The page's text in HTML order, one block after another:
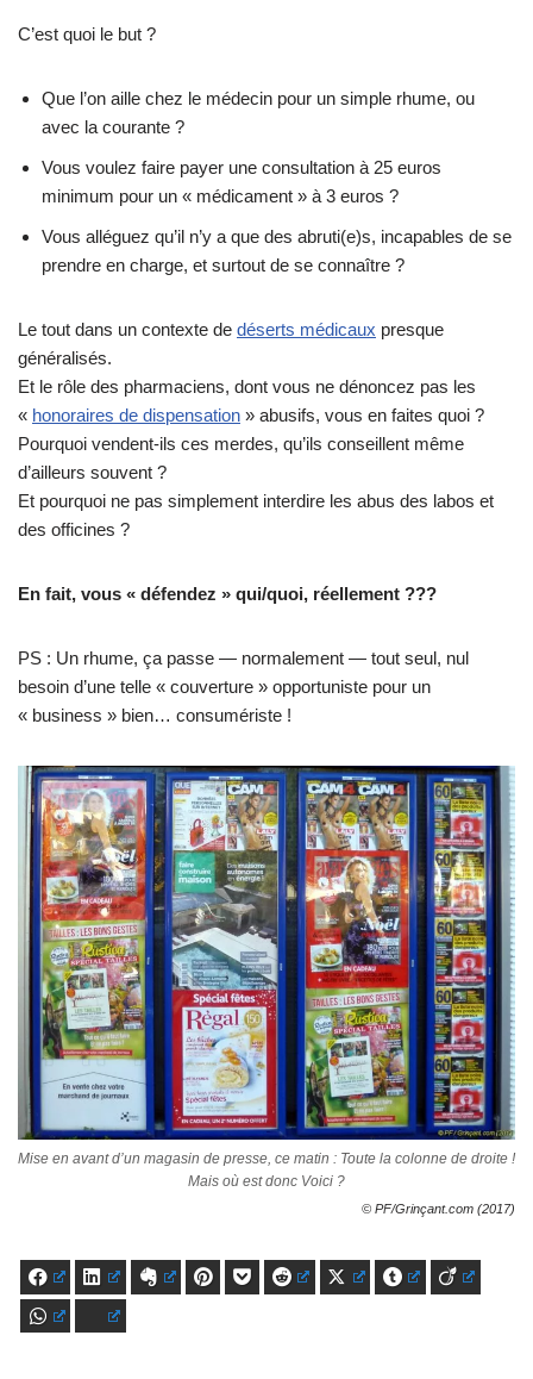
C’est quoi le but ?
Que l’on aille chez le médecin pour un simple rhume, ou
avec la courante ?
Vous voulez faire payer une consultation à 25 euros
minimum pour un « médicament » à 3 euros ?
Vous alléguez qu’il n’y a que des abruti(e)s, incapables de se
prendre en charge, et surtout de se connaître ?
Le tout dans un contexte de déserts médicaux presque
généralisés.
Et le rôle des pharmaciens, dont vous ne dénoncez pas les
« honoraires de dispensation » abusifs, vous en faites quoi ?
Pourquoi vendent-ils ces merdes, qu’ils conseillent même
d’ailleurs souvent ?
Et pourquoi ne pas simplement interdire les abus des labos et
des officines ?
En fait, vous « défendez » qui/quoi, réellement ???
PS : Un rhume, ça passe — normalement — tout seul, nul
besoin d’une telle « couverture » opportuniste pour un
« business » bien… consumériste !
Mise en avant d’un magasin de presse, ce matin : Toute la colonne de droite !
Mais où est donc Voici ?
© PF/Grinçant.com (2017)
FacebookLinkedIn Evernote PinterestPocket Reddit X Tumblr Viadeo
WhatsAppBluesky